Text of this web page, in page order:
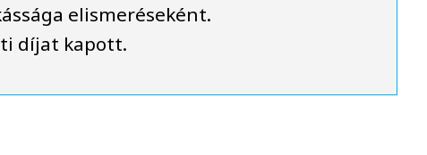
elismeréseként.
díjat kapott.